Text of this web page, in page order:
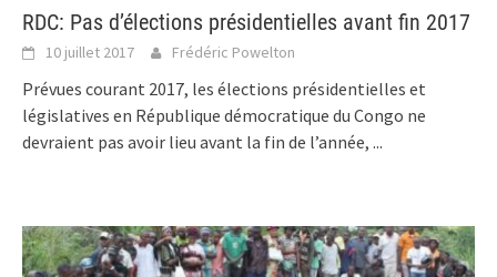
RDC: Pas d’élections présidentielles avant fin 2017
10 juillet 2017 Frédéric Powelton
Prévues courant 2017, les élections présidentielles et
législatives en République démocratique du Congo ne
devraient pas avoir lieu avant la fin de l’année, ...